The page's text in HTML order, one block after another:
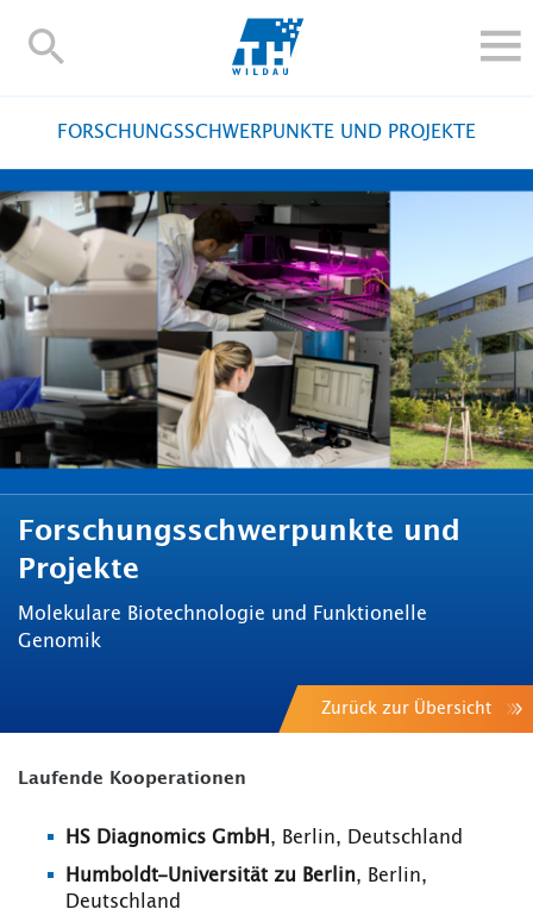
TH-
FORSCHUNG UND TRANSFER
ALUMNI
HOCHSCHULE
INTERNATIONAL
BESCHÄFTIGTE
Blogs Kontakt und Anfahrt Webmail Moodle
TH Online-Portal Personensuche English
FORSCHUNGSSCHWERPUNKTE UND PROJEKTE
Forschungsschwerpunkte und
Projekte
Molekulare Biotechnologie und Funktionelle
Genomik
Zurück zur Übersicht
Laufende Kooperationen
HS Diagnomics GmbH , Berlin, Deutschland
Humboldt-Universität zu Berlin, Berlin,
Deutschland